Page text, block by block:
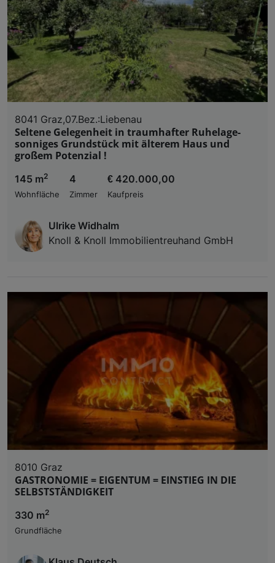
8041 Graz,07.Bez.:Liebenau
Seltene Gelegenheit in traumhafter Ruhelage-
sonniges Grundstück mit älterem Haus und
großem Potenzial !
145 m2
Wohnfläche
4
Zimmer
€ 420.000,00
Kaufpreis
Ulrike Widhalm
Knoll & Knoll Immobilientreuhand GmbH
8010 Graz
GASTRONOMIE = EIGENTUM = EINSTIEG IN DIE
SELBSTSTÄNDIGKEIT
330 m2
Grundfläche